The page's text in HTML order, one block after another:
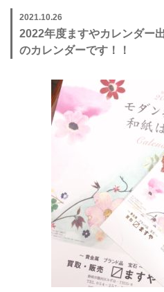
2021.10.26
2022年度ますやカレンダー
のカレンダーです！！